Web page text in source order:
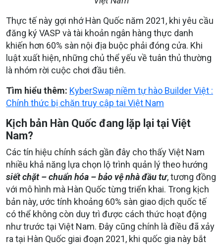
Thực tế này gợi nhớ Hàn Quốc năm 2021, khi yêu cầu
đăng ký VASP và tài khoản ngân hàng thực danh
khiến hơn 60% sàn nội địa buộc phải đóng cửa. Khi
luật xuất hiện, những chủ thể yếu về tuân thủ thường
là nhóm rời cuộc chơi đầu tiên.
Tìm hiểu thêm: KyberSwap niềm tự hào Builder Việt :
Chính thức bị chặn truy cập tại Việt Nam
Kịch bản Hàn Quốc đang lặp lại tại Việt
Nam?
Các tín hiệu chính sách gần đây cho thấy Việt Nam
nhiều khả năng lựa chọn lộ trình quản lý theo hướng
siết chặt – chuẩn hóa – bảo vệ nhà đầu tư, tương đồng
với mô hình mà Hàn Quốc từng triển khai. Trong kịch
bản này, ước tính khoảng 60% sàn giao dịch quốc tế
có thể không còn duy trì được cách thức hoạt động
như trước tại Việt Nam. Đây cũng chính là điều đã xảy
ra tại Hàn Quốc giai đoạn 2021, khi quốc gia này bắt